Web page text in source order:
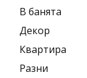
В банята
Декор
Квартира
Разни